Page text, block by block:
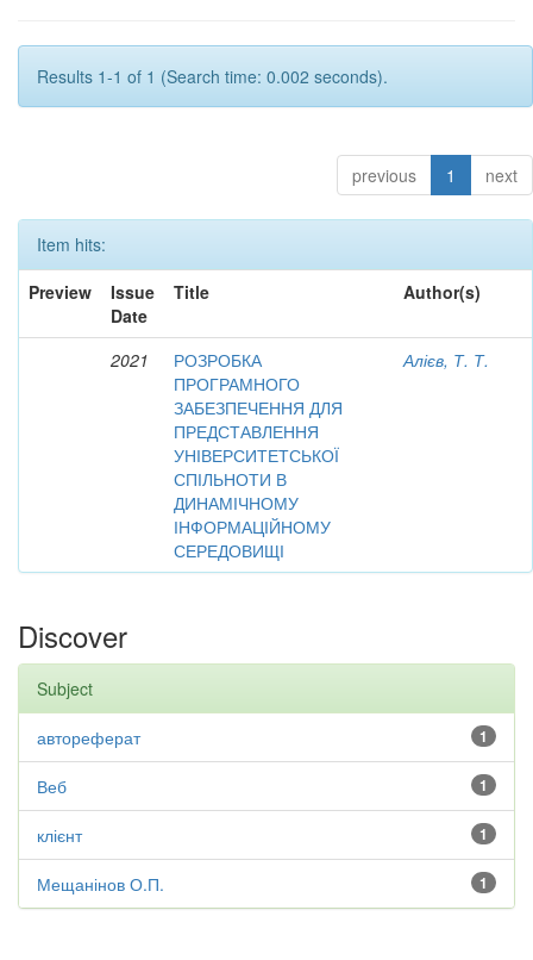
Results 1-1 of 1 (Search time: 0.002 seconds).
previous 1 next
Item hits:
Preview
Issue
Date
Title Author(s)
2021
РОЗРОБКА
ПРОГРАМНОГО
ЗАБЕЗПЕЧЕННЯ ДЛЯ
ПРЕДСТАВЛЕННЯ
УНІВЕРСИТЕТСЬКОЇ
СПІЛЬНОТИ В
ДИНАМІЧНОМУ
ІНФОРМАЦІЙНОМУ
СЕРЕДОВИЩІ
Алієв, Т. Т.
Discover
Subject
1
автореферат
1
Веб
1
клієнт
1
Мещанінов О.П.